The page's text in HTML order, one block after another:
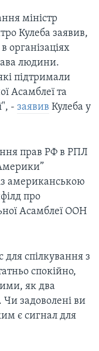
міністр
Кулеба заявив,
організаціях
людини.
підтримали
Асамблеї та
- заявив Кулеба у
прав РФ в РПЛ
американською
про
Асамблеї ООН
спілкування з
спокійно,
як два
задоволені ви
є сигнал для